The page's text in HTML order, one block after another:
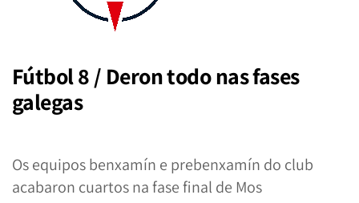
Fútbol 8 / Deron todo nas fases
galegas
Os equipos benxamín e prebenxamín do club
acabaron cuartos na fase final de Mos